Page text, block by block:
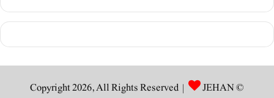
© Copyright 2026, All Rights Reserved |
JEHAN